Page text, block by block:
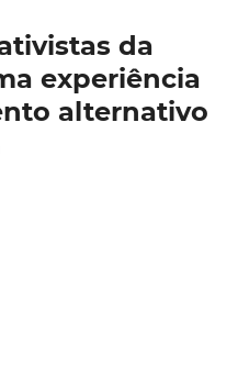
da
experiência
alternativo